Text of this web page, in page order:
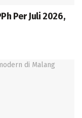
Per Juli 2026,